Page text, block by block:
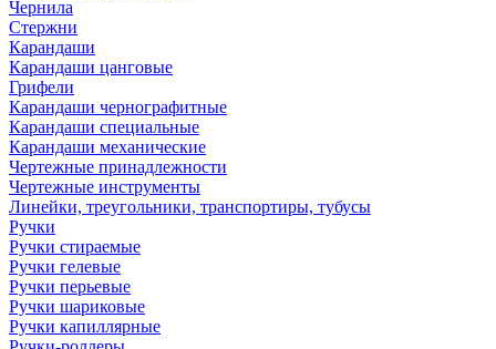
Чернила
Стержни
Карандаши
Карандаши цанговые
Грифели
Карандаши чернографитные
Карандаши специальные
Карандаши механические
Чертежные принадлежности
Чертежные инструменты
Линейки, треугольники, транспортиры, тубусы
Ручки
Ручки стираемые
Ручки гелевые
Ручки перьевые
Ручки шариковые
Ручки капиллярные